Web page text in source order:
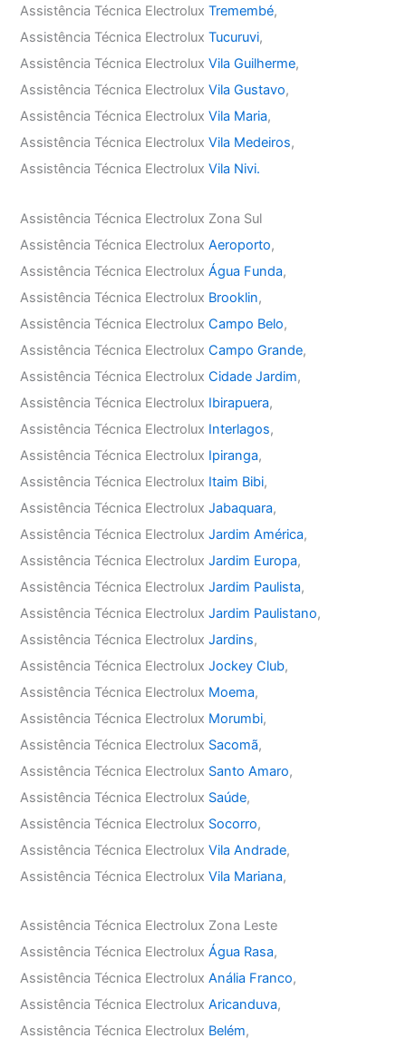
Assistência Técnica ElectroluxTremembé,
Assistência Técnica ElectroluxTucuruvi,
Assistência Técnica ElectroluxVila Guilherme,
Assistência Técnica ElectroluxVila Gustavo,
Assistência Técnica ElectroluxVila Maria,
Assistência Técnica ElectroluxVila Medeiros,
Assistência Técnica ElectroluxVila Nivi.
Assistência Técnica Electrolux Zona Sul
Assistência Técnica ElectroluxAeroporto,
Assistência Técnica ElectroluxÁgua Funda,
Assistência Técnica Electrolux Brooklin,
Assistência Técnica ElectroluxCampo Belo,
Assistência Técnica ElectroluxCampo Grande,
Assistência Técnica ElectroluxCidade Jardim,
Assistência Técnica Electrolux Ibirapuera,
Assistência Técnica Electrolux Interlagos,
Assistência Técnica Electrolux Ipiranga,
Assistência Técnica Electrolux Itaim Bibi,
Assistência Técnica ElectroluxJabaquara,
Assistência Técnica ElectroluxJardim América,
Assistência Técnica ElectroluxJardim Europa,
Assistência Técnica ElectroluxJardim Paulista,
Assistência Técnica ElectroluxJardim Paulistano,
Assistência Técnica ElectroluxJardins,
Assistência Técnica ElectroluxJockey Club,
Assistência Técnica Electrolux Moema,
Assistência Técnica Electrolux Morumbi,
Assistência Técnica Electrolux Sacomã,
Assistência Técnica Electrolux Santo Amaro,
Assistência Técnica Electrolux Saúde,
Assistência Técnica Electrolux Socorro,
Assistência Técnica ElectroluxVila Andrade,
Assistência Técnica ElectroluxVila Mariana,
Assistência Técnica Electrolux Zona Leste
Assistência Técnica ElectroluxÁgua Rasa,
Assistência Técnica ElectroluxAnália Franco,
Assistência Técnica ElectroluxAricanduva,
Assistência Técnica Electrolux Belém,